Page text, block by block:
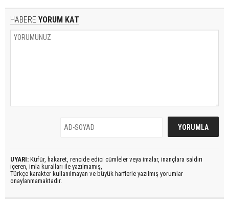
HABERE YORUM KAT
UYARI: Küfür, hakaret, rencide edici cümleler veya imalar, inançlara saldırı
içeren, imla kuralları ile yazılmamış,
Türkçe karakter kullanılmayan ve büyük harflerle yazılmış yorumlar
onaylanmamaktadır.